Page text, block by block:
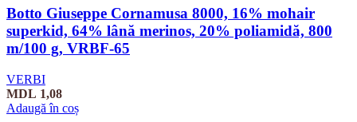
Botto Giuseppe Cornamusa 8000, 16% mohair
superkid, 64% lână merinos, 20% poliamidă, 800
m/100 g, VRBF-65
VERBI
MDL 1,08
Adaugă în coș